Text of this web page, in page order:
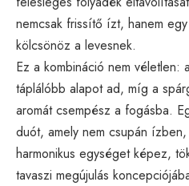
nemcsak frissítő ízt, hanem
kölcsönöz a levesnek.
Ez a kombináció nem véletlen:
táplálóbb alapot ad, míg a
aromát csempész a fogásba.
duót, amely nem csupán
harmonikus egységet képez,
tavaszi megújulás